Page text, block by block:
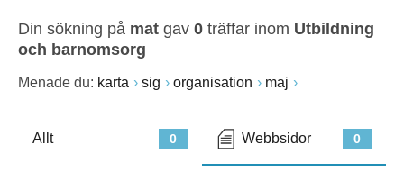
Din sökning på mat gav 0 träffar inom Utbildning
och barnomsorg
Menade du: karta sig organisation maj
0
Allt 0
Webbsidor